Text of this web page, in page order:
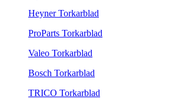
Heyner Torkarblad
ProParts Torkarblad
Valeo Torkarblad
Bosch Torkarblad
TRICO Torkarblad